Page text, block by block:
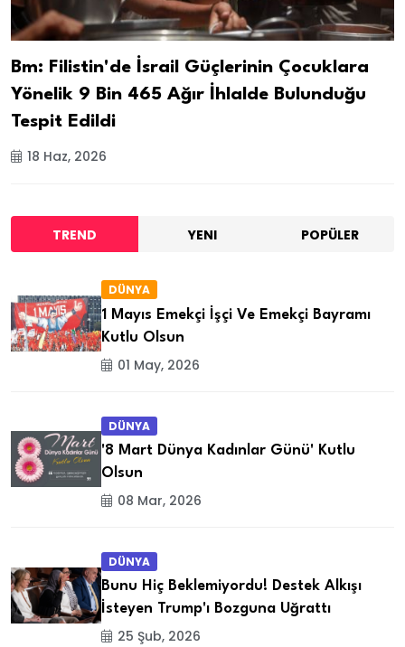
Bm: Filistin'de İsrail Güçlerinin Çocuklara
Yönelik 9 Bin 465 Ağır İhlalde Bulunduğu
Tespit Edildi
18 Haz, 2026
TREND YENI POPÜLER
DÜNYA
1 Mayıs Emekçi İşçi Ve Emekçi Bayramı
Kutlu Olsun
01 May, 2026
DÜNYA
'8 Mart Dünya Kadınlar Günü' Kutlu
Olsun
08 Mar, 2026
DÜNYA
Bunu Hiç Beklemiyordu! Destek Alkışı
İsteyen Trump'ı Bozguna Uğrattı
25 Şub, 2026